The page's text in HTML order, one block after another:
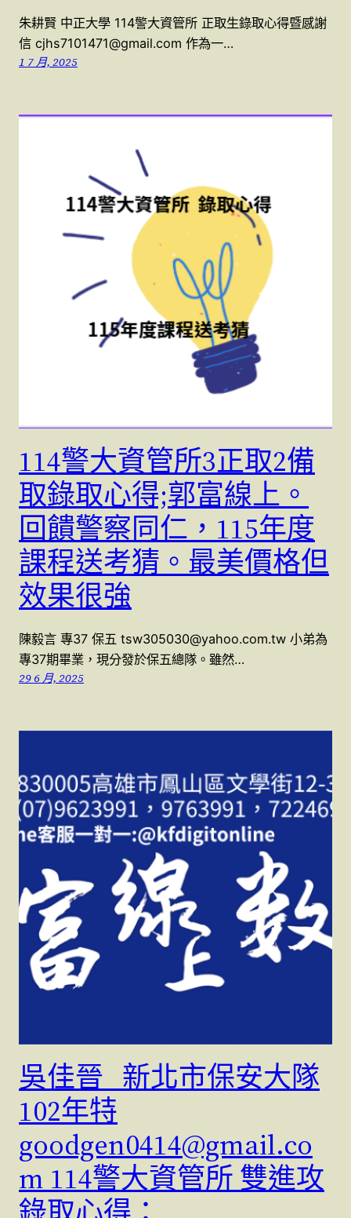
朱耕賢 中正大學 114警大資管所 正取生錄取心得暨感謝
信 cjhs7101471@gmail.com 作為一…
1 7 月, 2025
114警大資管所3正取2備
取錄取心得;郭富線上。
回饋警察同仁，115年度
課程送考猜。最美價格但
效果很強
陳毅言 專37 保五 tsw305030@yahoo.com.tw 小弟為
專37期畢業，現分發於保五總隊。雖然…
29 6 月, 2025
吳佳晉 新北市保安大隊
102年特
goodgen0414@gmail.co
m 114警大資管所 雙進攻